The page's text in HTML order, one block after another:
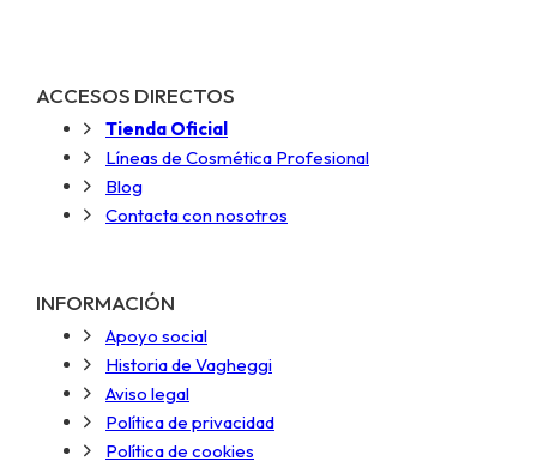
ACCESOS DIRECTOS
Tienda Oficial
Líneas de Cosmética Profesional
Blog
Contacta con nosotros
INFORMACIÓN
Apoyo social
Historia de Vagheggi
Aviso legal
Política de privacidad
Política de cookies